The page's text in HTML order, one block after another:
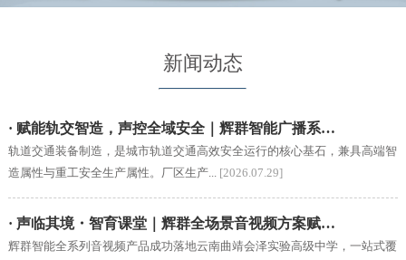
新闻动态
· 赋能轨交智造，声控全域安全｜辉群智能广播系…
轨道交通装备制造，是城市轨道交通高效安全运行的核心基石，兼具高端智
造属性与重工安全生产属性。厂区生产... [2026.07.29]
· 声临其境・智育课堂｜辉群全场景音视频方案赋…
辉群智能全系列音视频产品成功落地云南曲靖会泽实验高级中学，一站式覆